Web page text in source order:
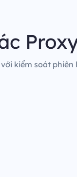
kiểm soát